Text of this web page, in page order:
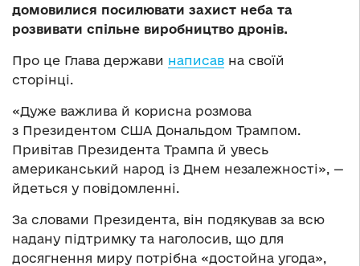
домовилися посилювати захист неба та
розвивати спільне виробництво дронів.
Про це Глава держави написав на своїй
сторінці.
«Дуже важлива й корисна розмова
з Президентом США Дональдом Трампом.
Привітав Президента Трампа й увесь
американський народ із Днем незалежності», —
йдеться у повідомленні.
За словами Президента, він подякував за всю
надану підтримку та наголосив, що для
досягнення миру потрібна «достойна угода»,